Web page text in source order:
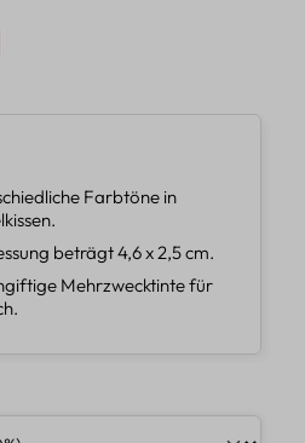
Farbtöne in
beträgt 4,6 x 2,5 cm.
Mehrzwecktinte für